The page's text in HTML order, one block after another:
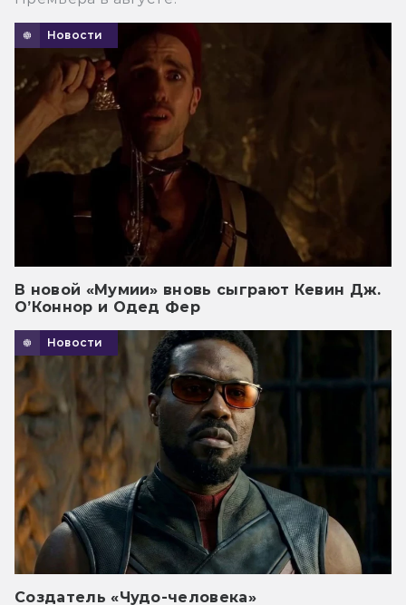
Новости
В новой «Мумии» вновь сыграют Кевин Дж.
О’Коннор и Одед Фер
Новости
Создатель «Чудо-человека»